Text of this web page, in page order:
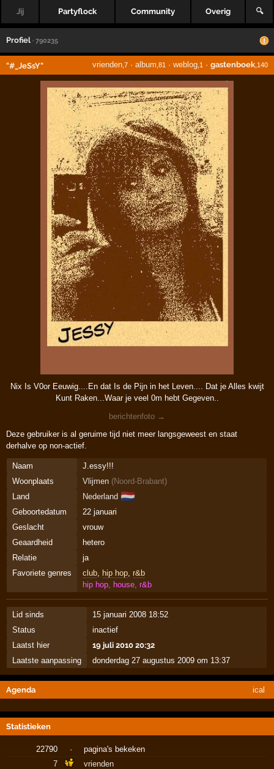
Jij Partyflock Community Overig 🔍
Profiel · 790235
"#_JeSsY" vrienden,7· album ,81 · weblog,1 · gastenboek,140
Nix Is V0or Eeuwig....En dat Is de Pijn in het Leven.... Dat je Alles kwijt
Kunt Raken...Waar je veel 0m hebt Gegeven..
berichtenfoto →
Deze gebruiker is al geruime tijd niet meer langsgeweest en staat
derhalve op non-actief.
Naam
J.essy!!!
Woonplaats
Vlijmen (Noord-Brabant)
Land
Nederland 🇳🇱
Geboortedatum
22 januari
Geslacht
vrouw
Geaardheid
hetero
Relatie
ja
Favoriete genres
club, hip hop, r&b
hip hop, house, r&b
Lid sinds
15 januari 2008 18:52
Status
inactief
Laatst hier
19 juli 2010 20:32
Laatste aanpassing
donderdag 27 augustus 2009 om 13:37
Agenda ical
Statistieken
22790 ·
pagina's bekeken
7
vrienden